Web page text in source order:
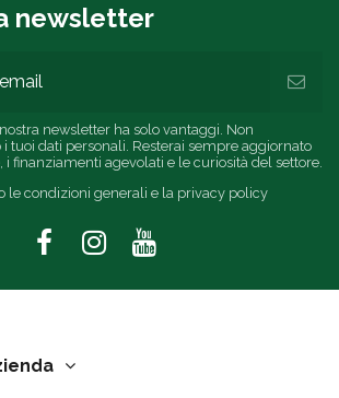
newsletter
newsletter ha solo vantaggi. Non
tuoi dati personali. Resterai sempre aggiornato
i finanziamenti agevolati e le curiosità del settore.
le condizioni generali e la privacy policy